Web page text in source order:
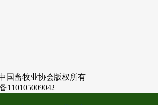
国畜牧业协会版权所有
110105009042